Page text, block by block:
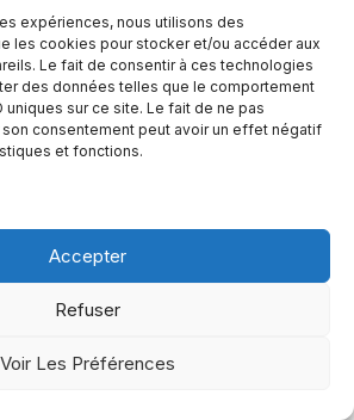
expériences, nous utilisons des
les cookies pour stocker et/ou accéder aux
Le fait de consentir à ces technologies
des données telles que le comportement
uniques sur ce site. Le fait de ne pas
consentement peut avoir un effet négatif
et fonctions.
Accepter
Refuser
Voir Les Préférences
intenses, les sauts, les
latéraux marqués ou les
Pour une simple détente au
souple, certains cavaliers choisissent
surtout si le cheval ne se touche
pas de fragilité particulière.
remplacent-elles les bandes de
protègent surtout des chocs
demandent une technique de
réservent les bandes à des cas